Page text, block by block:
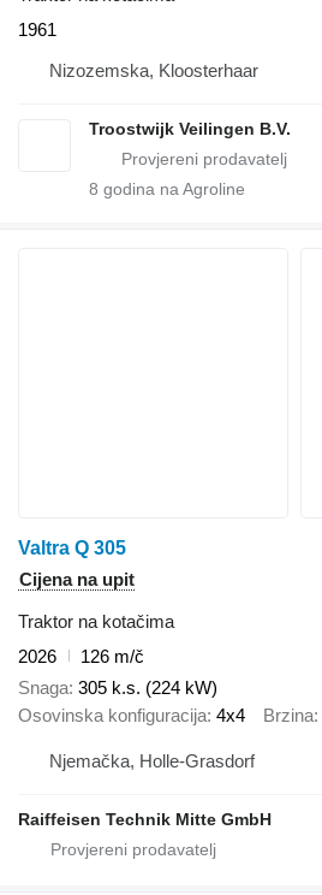
1961
Nizozemska, Kloosterhaar
Troostwijk Veilingen B.V.
8 godina na Agroline
Valtra Q 305
Cijena na upit
Traktor na kotačima
2026
126 m/č
Snaga 305 k.s. (224 kW)
Osovinska konfiguracija 4x4 Brzina
Njemačka, Holle-Grasdorf
Raiffeisen Technik Mitte GmbH